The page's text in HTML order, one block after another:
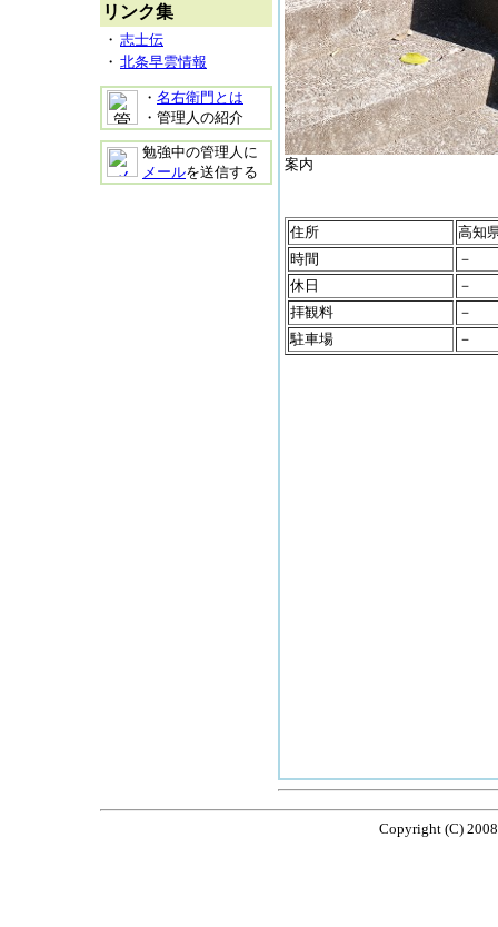
リンク集
・ 志士伝
・ 北条早雲情報
・ 名右衛門とは
・管理人の紹介
勉強中の管理人に
メールを送信する 案内
住所
高知
時間
－
休日
－
拝観料
－
駐車場
－
Copyright (C)